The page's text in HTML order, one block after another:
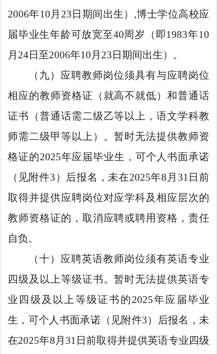
2006年10月23日期间出生）,博士学位高校应
届毕业生年龄可放宽至40周岁（即1983年10
月24日至2006年10月23日期间出生）。
（九）应聘教师岗位须具有与应聘岗位
相应的教师资格证（就高不就低）和普通话
证书（普通话需二级乙等以上，语文学科教
师需二级甲等以上）。暂时无法提供教师资
格证的2025年应届毕业生，可个人书面承诺
（见附件3）后报名，未在2025年8月31日前
取得并提供应聘岗位对应学科及相应层次的
教师资格证的，取消应聘或聘用资格，责任
自负。
（十）应聘英语教师岗位须有英语专业
四级及以上等级证书。暂时无法提供英语专
业四级及以上等级证书的2025年应届毕业
生，可个人书面承诺（见附件3）后报名，未
在2025年8月31日前取得并提供英语专业四级